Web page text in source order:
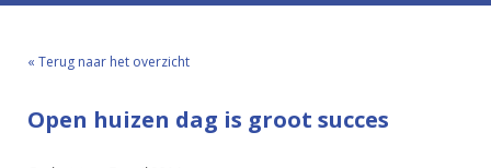
« Terug naar het overzicht
Open huizen dag is groot succes